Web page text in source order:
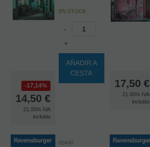
17,14%
14,50 €
21.00% IVA
incluido
EN STOCK
-
+
AÑADIR A
CESTA
17,50 €
21.00% IVA
incluido
00440